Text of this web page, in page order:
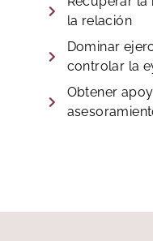
la relación
Dominar
controlar la
Obtener